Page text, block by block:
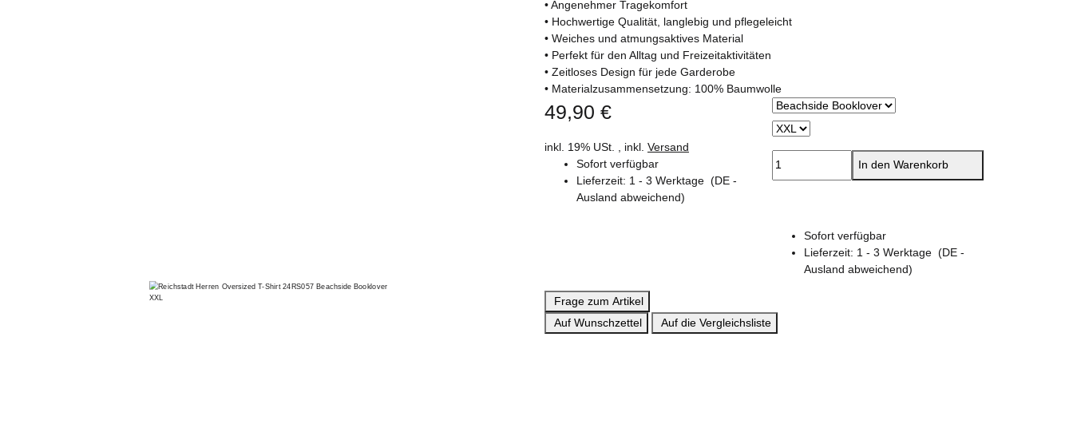
• Angenehmer Tragekomfort
• Hochwertige Qualität, langlebig und pflegeleicht
• Weiches und atmungsaktives Material
• Perfekt für den Alltag und Freizeitaktivitäten
• Zeitloses Design für jede Garderobe
• Materialzusammensetzung: 100% Baumwolle
49,90 €
inkl. 19% USt. , inkl. Versand
Sofort verfügbar
Lieferzeit: 1 - 3 Werktage (DE -
Ausland abweichend)
In den Warenkorb
Sofort verfügbar
Lieferzeit: 1 - 3 Werktage (DE -
Ausland abweichend)
Frage zum Artikel
Auf Wunschzettel
Auf die Vergleichsliste